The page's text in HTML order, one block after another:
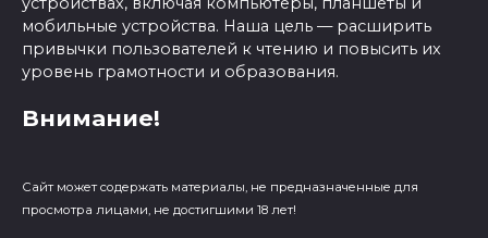
мобильные устройства. Наша цель — расширить
привычки пользователей к чтению и повысить их
уровень грамотности и образования.
Внимание!
Сайт может содержать материалы, не предназначенные для
просмотра лицами, не достигшими 18 лет!